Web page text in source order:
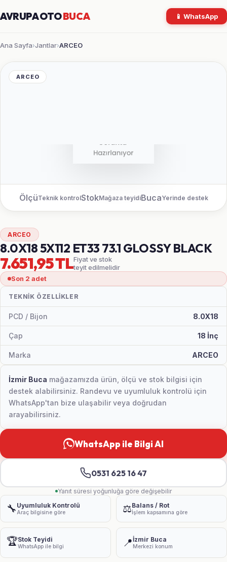
AVRUPA OTOBUCA 📱 WhatsApp
Ana Sayfa›Jantlar›ARCEO
ARCEO
ÖlçüTeknik kontrolStokMağaza teyidiBucaYerinde destek
ARCEO
8.0X18 5X112 ET33 73.1 GLOSSY BLACK
7.651,95 TLFiyat ve stok
teyit edilmelidir
Son 2 adet
TEKNIK ÖZELLIKLER
PCD / Bijon 8.0X18
Çap 18 İnç
Marka ARCEO
İzmir Buca mağazamızda ürün, ölçü ve stok bilgisi için
destek alabilirsiniz. Randevu ve uyumluluk kontrolü için
WhatsApp'tan bize ulaşabilir veya doğrudan
arayabilirsiniz.
WhatsApp ile Bilgi Al
0531 625 16 47
Yanıt süresi yoğunluğa göre değişebilir
🔧 Uyumluluk Kontrolü
Araç bilgisine göre ⚖️Balans / Rot
İşlem kapsamına göre
🏆Stok Teyidi
WhatsApp ile bilgi 📍İzmir Buca
Merkezi konum